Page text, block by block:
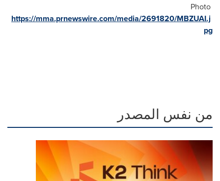
Photo
https://mma.prnewswire.com/media/2691820/MBZUAI.j
pg
من نفس المصدر